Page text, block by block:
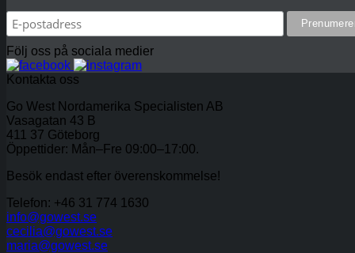
Följ oss på sociala medier
Kontakta oss
Go West Nordamerika Specialisten AB
Vasagatan 43 B
411 37 Göteborg
Öppettider: Mån–Fre 09:00–17:00.
Besök endast efter överenskommelse!
Telefon: +46 31 774 1630
info@gowest.se
cecilia@gowest.se
maria@gowest.se